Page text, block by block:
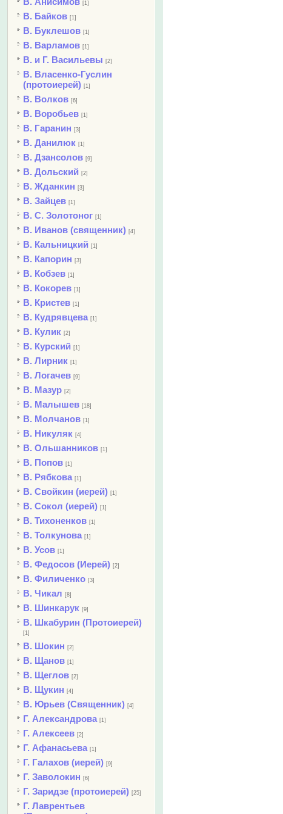
[1]
В. Байков [1]
В. Буклешов [1]
В. Варламов [1]
В. и Г. Васильевы [2]
В. Власенко-Гуслин
(протоиерей) [1]
В. Волков [6]
В. Воробьев [1]
В. Гаранин [3]
В. Данилюк [1]
В. Дзансолов [9]
В. Дольский [2]
В. Жданкин [3]
В. Зайцев [1]
В. С. Золотоног [1]
В. Иванов (священник) [4]
В. Кальницкий [1]
В. Капорин [3]
В. Кобзев [1]
В. Кокорев [1]
В. Кристев [1]
В. Кудрявцева [1]
В. Кулик [2]
В. Курский [1]
В. Лирник [1]
В. Логачев [9]
В. Мазур [2]
В. Малышев [18]
В. Молчанов [1]
В. Никуляк [4]
В. Ольшанников [1]
В. Попов [1]
В. Рябкова [1]
В. Свойкин (иерей) [1]
В. Сокол (иерей) [1]
В. Тихоненков [1]
В. Толкунова [1]
В. Усов [1]
В. Федосов (Иерей) [2]
В. Филиченко [3]
В. Чикал [8]
В. Шинкарук [9]
В. Шкабурин (Протоиерей)
[1]
В. Шокин [2]
В. Щанов [1]
В. Щеглов [2]
В. Щукин [4]
В. Юрьев (Священник) [4]
Г. Александрова [1]
Г. Алексеев [2]
Г. Афанасьева [1]
Г. Галахов (иерей) [9]
Г. Заволокин [6]
Г. Заридзе (протоиерей) [25]
Г. Лаврентьев